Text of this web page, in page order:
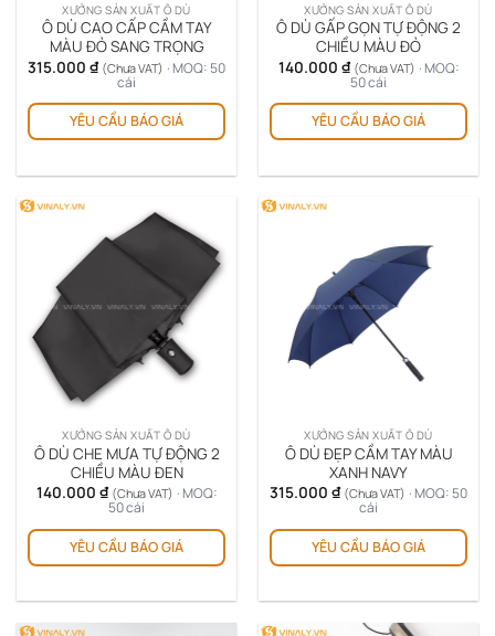
XƯỞNG SẢN XUẤT Ô DÙ
Ô DÙ CAO CẤP CẦM TAY
MÀU ĐỎ SANG TRỌNG
315.000 ₫ (Chưa VAT) · MOQ: 50
cái
YÊU CẦU BÁO GIÁ
XƯỞNG SẢN XUẤT Ô DÙ
Ô DÙ GẤP GỌN TỰ ĐỘNG 2
CHIỀU MÀU ĐỎ
140.000 ₫ (Chưa VAT) · MOQ:
50 cái
YÊU CẦU BÁO GIÁ
XƯỞNG SẢN XUẤT Ô DÙ
Ô DÙ CHE MƯA TỰ ĐỘNG 2
CHIỀU MÀU ĐEN
140.000 ₫ (Chưa VAT) · MOQ:
50 cái
YÊU CẦU BÁO GIÁ
XƯỞNG SẢN XUẤT Ô DÙ
Ô DÙ ĐẸP CẦM TAY MÀU
XANH NAVY
315.000 ₫ (Chưa VAT) · MOQ: 50
cái
YÊU CẦU BÁO GIÁ